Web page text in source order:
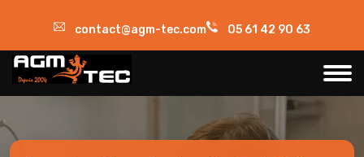
contact@agm-tec.com 05 61 42 90 63